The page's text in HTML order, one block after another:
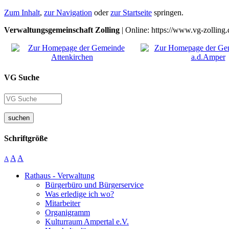
Zum Inhalt, zur Navigation oderzur Startseite springen.
Verwaltungsgemeinschaft Zolling | Online: https://www.vg-
VG Suche
suchen
Schriftgröße
A A A
Rathaus - Verwaltung
Bürgerbüro und Bürgerservice
Was erledige ich wo?
Mitarbeiter
Organigramm
Kulturraum Ampertal e.V.